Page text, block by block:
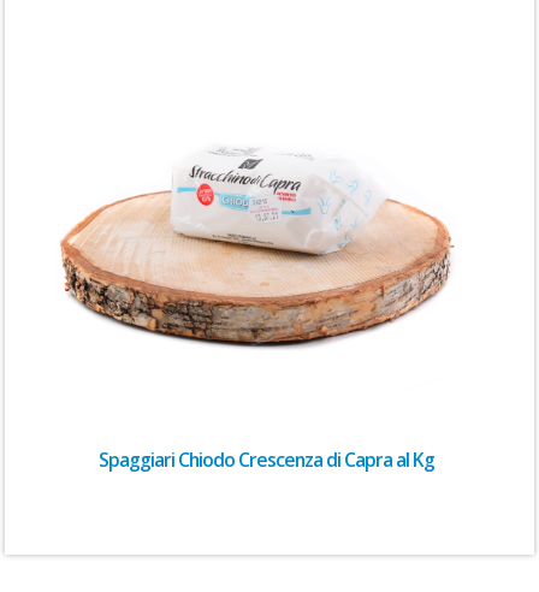
Spaggiari Chiodo Crescenza di Capra al Kg